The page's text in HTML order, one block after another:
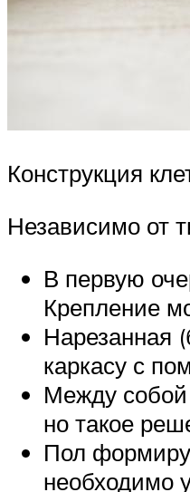
Конструкция
Независимо от
В первую
Крепление
Нарезанная
каркасу с
Между собой
но такое
Пол
необходимо